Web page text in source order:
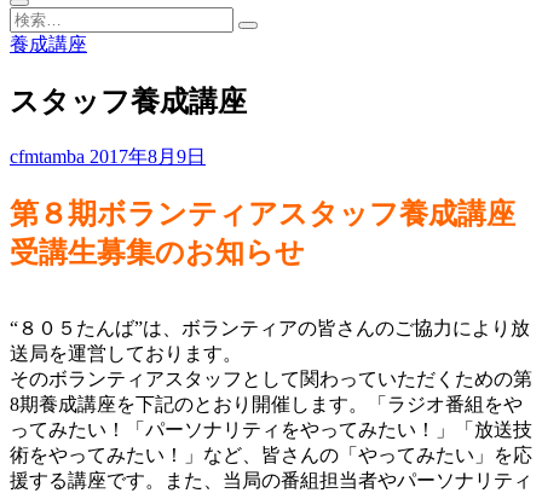
検
索…
養成講座
スタッフ養成講座
cfmtamba 2017年8月9日
第８期ボランティアスタッフ養成講座
受講生募集のお知らせ
“８０５たんば”は、ボランティアの皆さんのご協力により放
送局を運営しております。
そのボランティアスタッフとして関わっていただくための第
8期養成講座を下記のとおり開催します。「ラジオ番組をや
ってみたい！「パーソナリティをやってみたい！」「放送技
術をやってみたい！」など、皆さんの「やってみたい」を応
援する講座です。また、当局の番組担当者やパーソナリティ